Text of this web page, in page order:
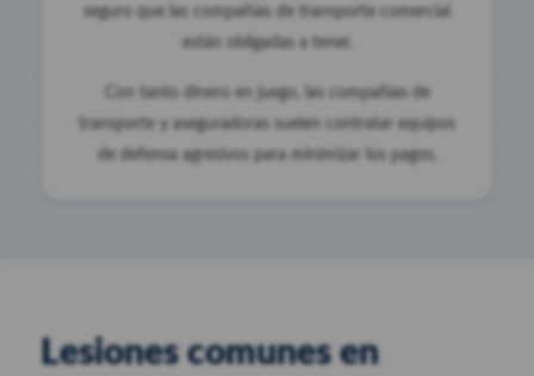
seguro que las compañías de transporte comercial
están obligadas a tener.
Con tanto dinero en juego, las compañías de
transporte y aseguradoras suelen contratar equipos
de defensa agresivos para minimizar los pagos.
Lesiones comunes en